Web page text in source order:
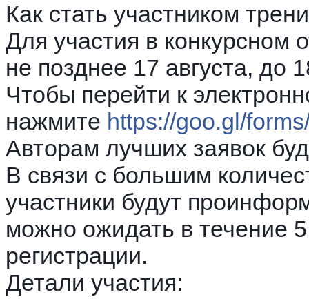
Как стать участником
Для участия в конкурсном
не позднее 17 августа, до
Чтобы перейти к
нажмите https://goo.gl/
Авторам лучших заявок
В связи с большим
участники будут
можно ожидать в течение
регистрации.
Детали участия: